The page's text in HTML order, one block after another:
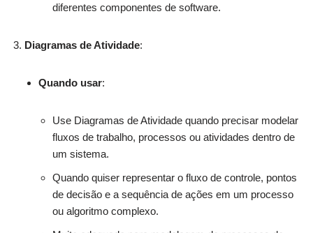
diferentes componentes de software.
Diagramas de Atividade:
Quando usar:
Use Diagramas de Atividade quando precisar modelar
fluxos de trabalho, processos ou atividades dentro de
um sistema.
Quando quiser representar o fluxo de controle, pontos
de decisão e a sequência de ações em um processo
ou algoritmo complexo.